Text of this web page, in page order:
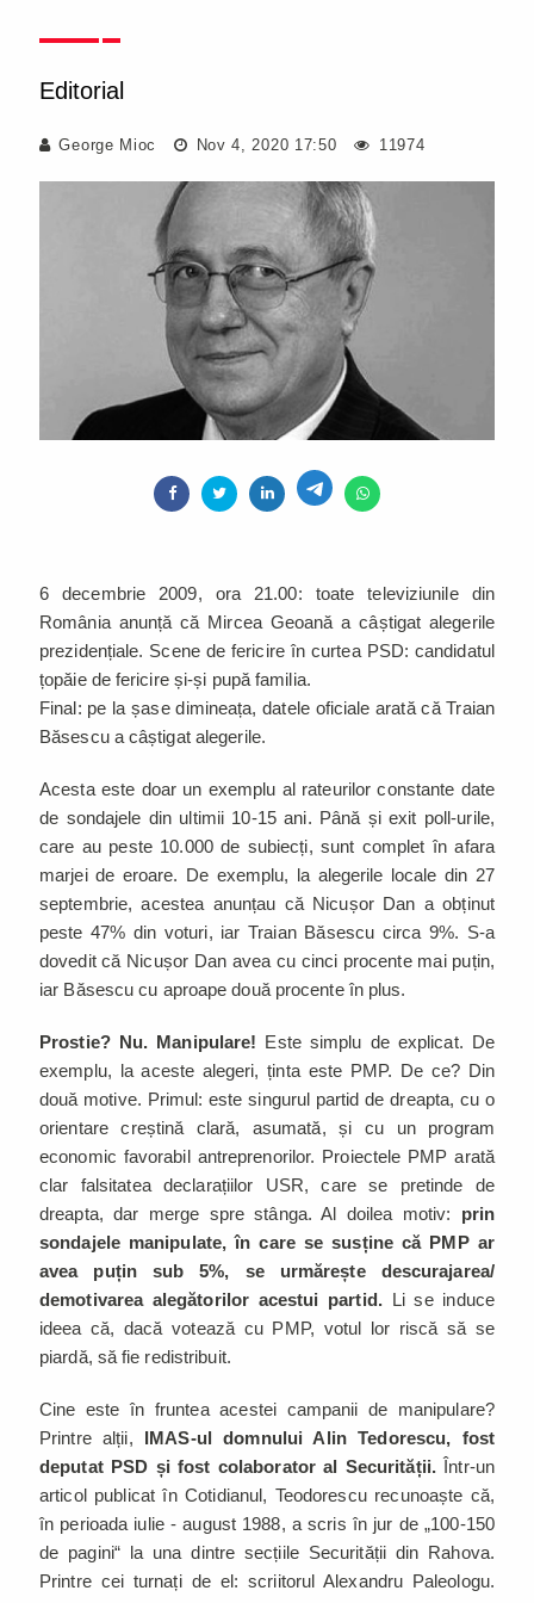
Editorial
George Mioc Nov 4, 2020 17:50 11974
6 decembrie 2009, ora 21.00: toate televiziunile din
România anunță că Mircea Geoană a câștigat alegerile
prezidențiale. Scene de fericire în curtea PSD: candidatul
țopăie de fericire și-și pupă familia.
Final: pe la șase dimineața, datele oficiale arată că Traian
Băsescu a câștigat alegerile.
Acesta este doar un exemplu al rateurilor constante date
de sondajele din ultimii 10-15 ani. Până și exit poll-urile,
care au peste 10.000 de subiecți, sunt complet în afara
marjei de eroare. De exemplu, la alegerile locale din 27
septembrie, acestea anunțau că Nicușor Dan a obținut
peste 47% din voturi, iar Traian Băsescu circa 9%. S-a
dovedit că Nicușor Dan avea cu cinci procente mai puțin,
iar Băsescu cu aproape două procente în plus.
Prostie? Nu. Manipulare! Este simplu de explicat. De
exemplu, la aceste alegeri, ținta este PMP. De ce? Din
două motive. Primul: este singurul partid de dreapta, cu o
orientare creștină clară, asumată, și cu un program
economic favorabil antreprenorilor. Proiectele PMP arată
clar falsitatea declarațiilor USR, care se pretinde de
dreapta, dar merge spre stânga. Al doilea motiv: prin
sondajele manipulate, în care se susține că PMP ar
avea puțin sub 5%, se urmărește descurajarea/
demotivarea alegătorilor acestui partid.Li se induce
ideea că, dacă votează cu PMP, votul lor riscă să se
piardă, să fie redistribuit.
Cine este în fruntea acestei campanii de manipulare?
Printre alții, IMAS-ul domnului Alin Tedorescu, fost
deputat PSD și fost colaborator al Securității.Într-un
articol publicat în Cotidianul, Teodorescu recunoaște că,
în perioada iulie - august 1988, a scris în jur de „100-150
de pagini“ la una dintre secțiile Securității din Rahova.
Printre cei turnați de el: scriitorul Alexandru Paleologu.